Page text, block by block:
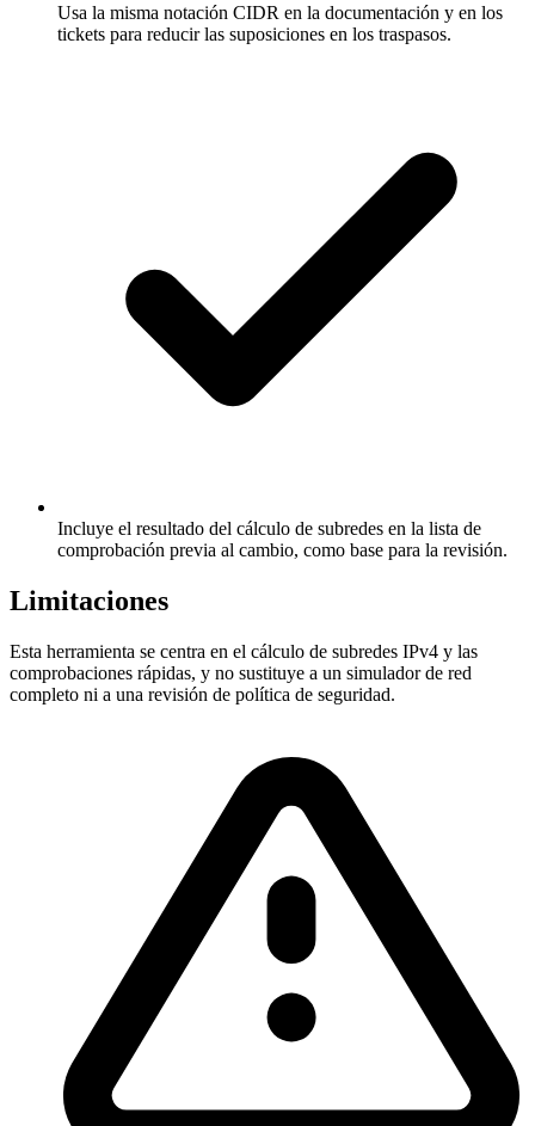
Usa la misma notación CIDR en la documentación y en los
tickets para reducir las suposiciones en los traspasos.
Incluye el resultado del cálculo de subredes en la lista de
comprobación previa al cambio, como base para la revisión.
Limitaciones
Esta herramienta se centra en el cálculo de subredes IPv4 y las
comprobaciones rápidas, y no sustituye a un simulador de red
completo ni a una revisión de política de seguridad.